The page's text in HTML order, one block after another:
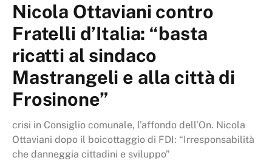
Nicola Ottaviani contro
Fratelli d’Italia: “basta
ricatti al sindaco
Mastrangeli e alla città di
Frosinone”
crisi in Consiglio comunale, l’affondo dell’On. Nicola
Ottaviani dopo il boicottaggio di FDI: “Irresponsabilità
che danneggia cittadini e sviluppo”